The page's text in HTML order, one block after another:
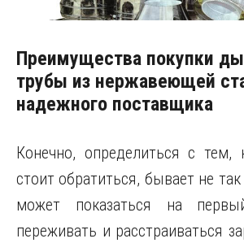
Преимущества покупки
трубы из нержавеющей
надежного поставщика
Конечно, определиться с
стоит обратиться, бывает не
может показаться на
переживать и расстраиваться